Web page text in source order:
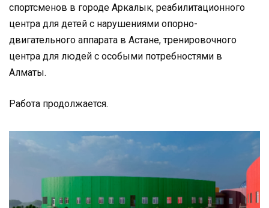
спортсменов в городе Аркалык, реабилитационного
центра для детей с нарушениями опорно-
двигательного аппарата в Астане, тренировочного
центра для людей с особыми потребностями в
Алматы.
Работа продолжается.